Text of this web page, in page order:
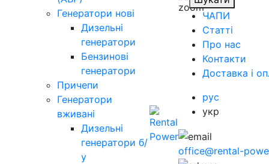
Генератори нові
Дизельні
генератори
Бензинові
генератори
Причепи
Генератори
вживані
Дизельні
генератори б/
у
ЧАПИ
Статті
Про нас
Контакти
Доставка і
рус
укр
office@rental-